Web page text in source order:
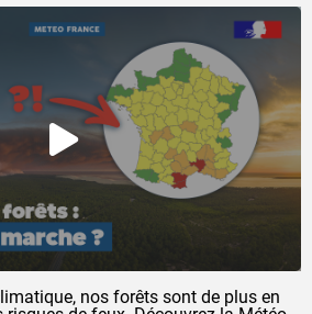
nos forêts sont de plus en